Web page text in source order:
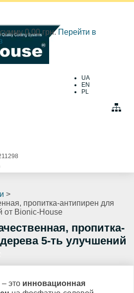
0.00 грн. Перейти в
UA
EN
PL
>
пропитка-антипирен для
от Bionic-House
пропитка-
5-ть улучшений
это инновационная